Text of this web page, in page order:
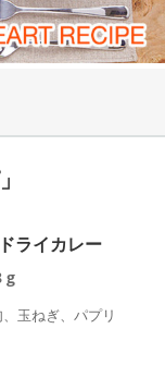
ライカレー
g
玉ねぎ、パプリ